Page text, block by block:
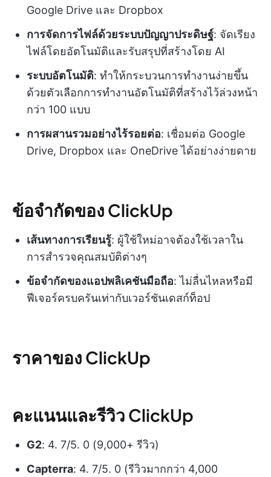
Google Drive และ Dropbox
การจัดการไฟล์ด้วยระบบปัญญาประดิษฐ์: จัดเรียง
ไฟล์โดยอัตโนมัติและรับสรุปที่สร้างโดย AI
ระบบอัตโนมัติ: ทำให้กระบวนการทำงานง่ายขึ้น
ด้วยตัวเลือกการทำงานอัตโนมัติที่สร้างไว้ล่วงหน้า
กว่า 100 แบบ
การผสานรวมอย่างไร้รอยต่อ: เชื่อมต่อ Google
Drive, Dropbox และ OneDrive ได้อย่างง่ายดาย
ข้อจำกัดของ ClickUp
เส้นทางการเรียนรู้: ผู้ใช้ใหม่อาจต้องใช้เวลาใน
การสำรวจคุณสมบัติต่างๆ
ข้อจำกัดของแอปพลิเคชันมือถือ: ไม่ลื่นไหลหรือมี
ฟีเจอร์ครบครันเท่ากับเวอร์ชันเดสก์ท็อป
ราคาของ ClickUp
คะแนนและรีวิว ClickUp
G2: 4. 7/5. 0 (‎9,000+ รีวิว)
Capterra: 4. 7/5. 0 (รีวิวมากกว่า 4,000